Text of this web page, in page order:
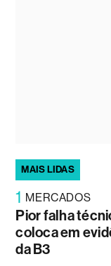
MAIS LIDAS
1 MERCADOS
Pior falha
coloca em
da B3